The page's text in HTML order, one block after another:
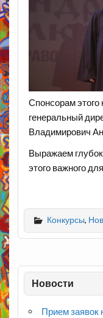
Спонсорам этого
генеральный
Владимирович
Выражаем
этого важного
Конкурсы,
Новости
Прием заявок